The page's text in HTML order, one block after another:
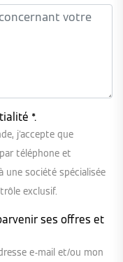
*.
j'accepte que
téléphone et
une société spécialisée
exclusif.
ses offres et
e-mail et/ou mon